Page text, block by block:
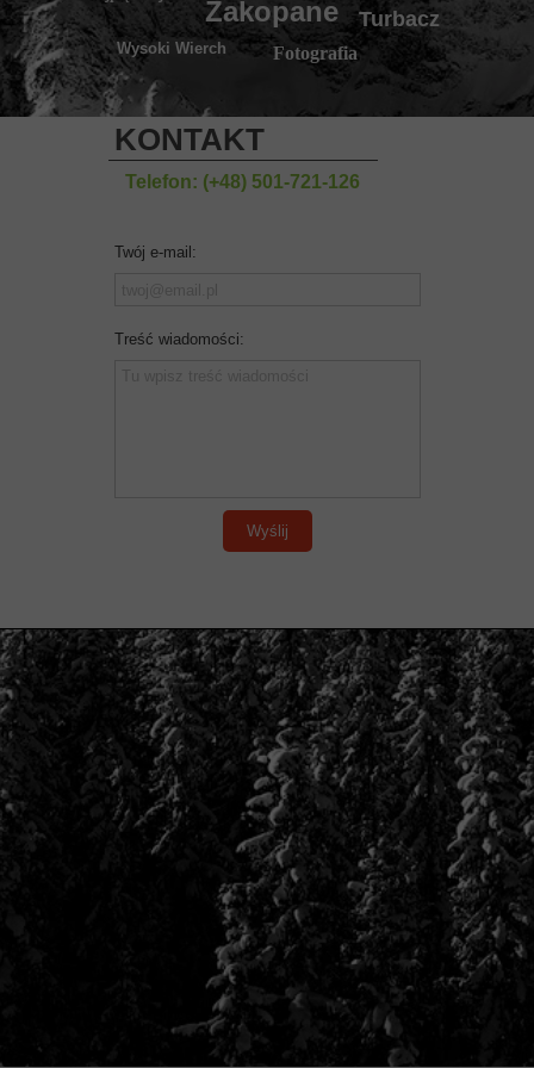
Telefon: (+48) 501-721-126
Fotografia
Turbacz
Zakopane
Wysoki Wierch
KONTAKT
Twój e-mail:
Treść wiadomości:
Wyślij